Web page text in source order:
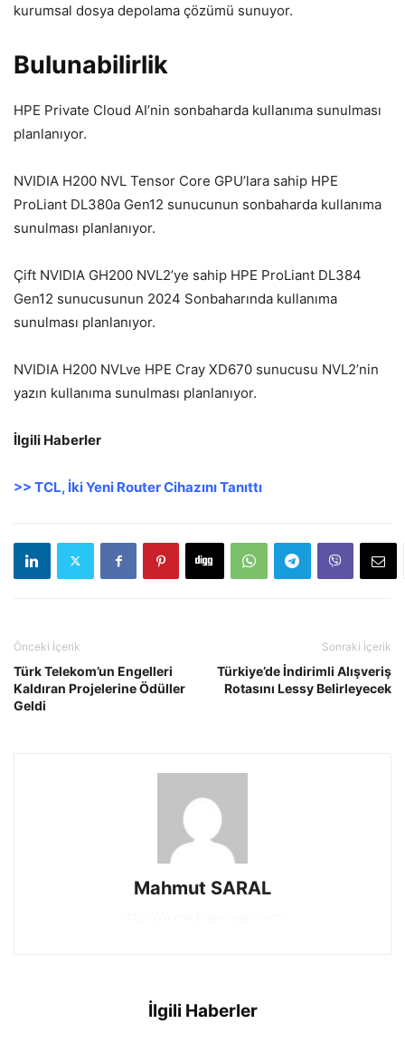
kurumsal dosya depolama çözümü sunuyor.
Bulunabilirlik
HPE Private Cloud AI’nin sonbaharda kullanıma sunulması
planlanıyor.
NVIDIA H200 NVL Tensor Core GPU’lara sahip HPE
ProLiant DL380a Gen12 sunucunun sonbaharda kullanıma
sunulması planlanıyor.
Çift NVIDIA GH200 NVL2’ye sahip HPE ProLiant DL384
Gen12 sunucusunun 2024 Sonbaharında kullanıma
sunulması planlanıyor.
NVIDIA H200 NVLve HPE Cray XD670 sunucusu NVL2’nin
yazın kullanıma sunulması planlanıyor.
İlgili Haberler
>> TCL, İki Yeni Router Cihazını Tanıttı
Önceki İçerik
Türk Telekom’un Engelleri
Kaldıran Projelerine Ödüller
Geldi
Sonraki İçerik
Türkiye’de İndirimli Alışveriş
Rotasını Lessy Belirleyecek
Mahmut SARAL
İlgili Haberler